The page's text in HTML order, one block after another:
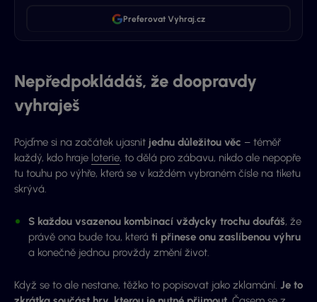
Preferovat Vyhraj.cz
Nepředpokládáš, že doopravdy
vyhraješ
Pojďme si na začátek ujasnit jednu důležitou věc – téměř
každý, kdo hraje loterie, to dělá pro zábavu, nikdo ale nepopře
tu touhu po výhře, která se v každém vybraném čísle na tiketu
skrývá.
S každou vsazenou kombinací vždycky trochu doufáš, že
právě ona bude tou, která ti přinese onu zaslíbenou výhru
a konečně jednou provždy změní život.
Když se to ale nestane, těžko to popisovat jako zklamání. Je to